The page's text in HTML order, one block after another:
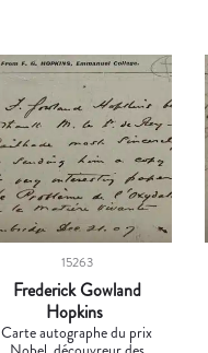
15263
Frederick Gowland
Hopkins
Carte autographe du prix